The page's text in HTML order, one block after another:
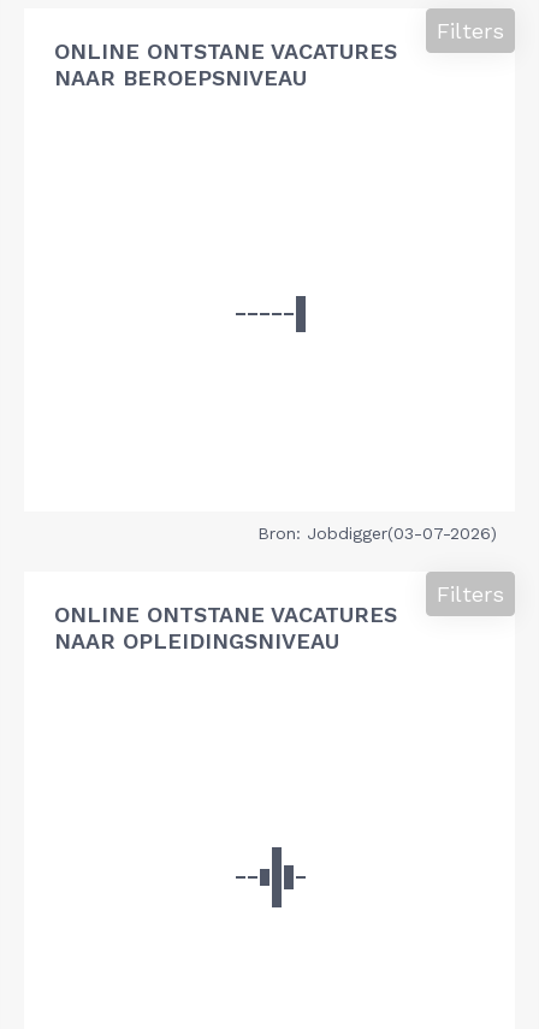
ONLINE ONTSTANE VACATURES
NAAR BEROEPSNIVEAU
Filters
Bron: Jobdigger(03-07-2026)
ONLINE ONTSTANE VACATURES
NAAR OPLEIDINGSNIVEAU
Filters